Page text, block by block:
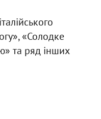
«Солодке
та ряд інших